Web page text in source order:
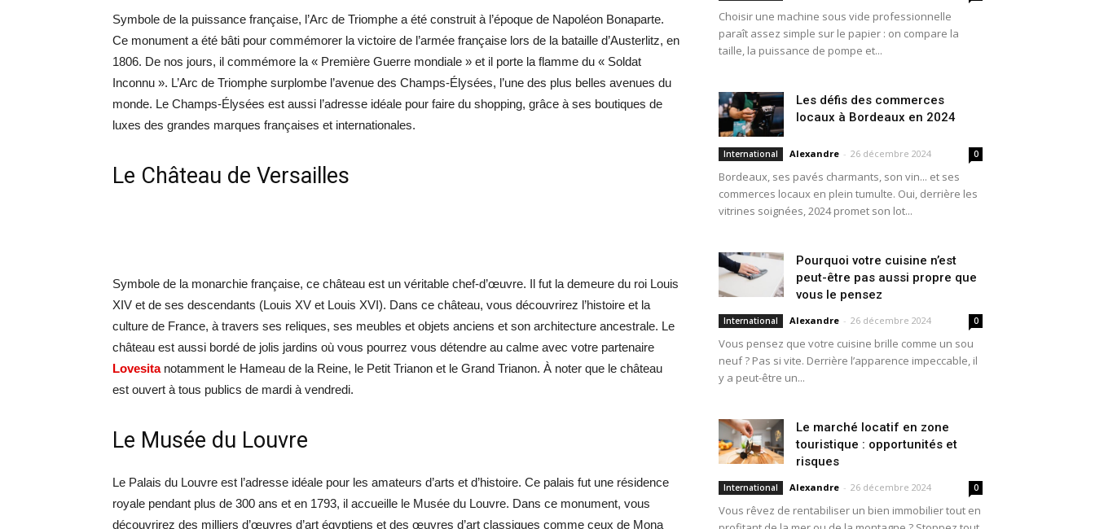
Symbole de la puissance française, l’Arc de Triomphe a été construit à l’époque de Napoléon Bonaparte.
Ce monument a été bâti pour commémorer la victoire de l’armée française lors de la bataille d’Austerlitz, en
1806. De nos jours, il commémore la « Première Guerre mondiale » et il porte la flamme du « Soldat
Inconnu ». L’Arc de Triomphe surplombe l’avenue des Champs-Élysées, l’une des plus belles avenues du
monde. Le Champs-Élysées est aussi l’adresse idéale pour faire du shopping, grâce à ses boutiques de
luxes des grandes marques françaises et internationales.
Le Château de Versailles
Symbole de la monarchie française, ce château est un véritable chef-d’œuvre. Il fut la demeure du roi Louis
XIV et de ses descendants (Louis XV et Louis XVI). Dans ce château, vous découvrirez l’histoire et la
culture de France, à travers ses reliques, ses meubles et objets anciens et son architecture ancestrale. Le
château est aussi bordé de jolis jardins où vous pourrez vous détendre au calme avec votre partenaire
Lovesitanotamment le Hameau de la Reine, le Petit Trianon et le Grand Trianon. À noter que le château
est ouvert à tous publics de mardi à vendredi.
Le Musée du Louvre
Le Palais du Louvre est l’adresse idéale pour les amateurs d’arts et d’histoire. Ce palais fut une résidence
royale pendant plus de 300 ans et en 1793, il accueille le Musée du Louvre. Dans ce monument, vous
découvrirez des milliers d’œuvres d’art égyptiens et des œuvres d’art classiques comme ceux de Mona
Choisir une machine sous vide professionnelle
paraît assez simple sur le papier : on compare la
taille, la puissance de pompe et...
Les défis des commerces
locaux à Bordeaux en 2024
International Alexandre - 26 décembre 2024 0
Bordeaux, ses pavés charmants, son vin... et ses
commerces locaux en plein tumulte. Oui, derrière les
vitrines soignées, 2024 promet son lot...
Pourquoi votre cuisine n’est
peut-être pas aussi propre que
vous le pensez
International Alexandre - 26 décembre 2024 0
Vous pensez que votre cuisine brille comme un sou
neuf ? Pas si vite. Derrière l’apparence impeccable, il
y a peut-être un...
Le marché locatif en zone
touristique : opportunités et
risques
International Alexandre - 26 décembre 2024 0
Vous rêvez de rentabiliser un bien immobilier tout en